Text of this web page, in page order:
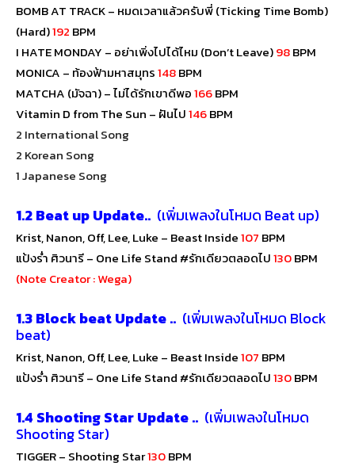
BOMB AT TRACK – หมดเวลาแล้วครับพี่ (Ticking Time Bomb)
(Hard)192 BPM
I HATE MONDAY – อย่าเพิ่งไปได้ไหม (Don’t Leave)98BPM
MONICA – ท้องฟ้ามหาสมุทร148BPM
MATCHA (มัจฉา) – ไม่ได้รักเขาดีพอ166BPM
Vitamin D from The Sun – ฝันไป146BPM
2 International Song
2 Korean Song
1 Japanese Song
1.2Beat up Update.. (เพิ่มเพลงในโหมด Beat up)
Krist, Nanon, Off, Lee, Luke – Beast Inside107 BPM
แป้งร่ำ ศิวนารี– One Life Stand #รักเดียวตลอดไป130BPM
(Note Creator : Wega)
1.3Block beat Update .. (เพิ่มเพลงในโหมด Block
beat)
Krist, Nanon, Off, Lee, Luke – Beast Inside107 BPM
แป้งร่ำ ศิวนารี– One Life Stand #รักเดียวตลอดไป130BPM
1.4 Shooting Star Update .. (เพิ่มเพลงในโหมด
Shooting Star)
TIGGER– Shooting Star130BPM